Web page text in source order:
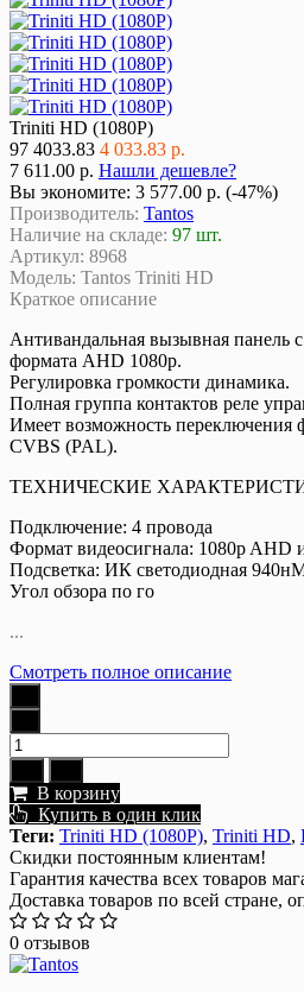
Triniti HD (1080P)
97 4033.83 4 033.83 р.
7 611.00 р. Нашли дешевле?
Вы экономите: 3 577.00 р. (-47%)
Производитель: Tantos
Наличие на складе: 97 шт.
Артикул: 8968
Модель: Tantos Triniti HD
Краткое описание
Антивандальная вызывная панель
формата AHD 1080p.
Регулировка громкости динамика.
Полная группа контактов реле
Имеет возможность переключения
CVBS (PAL).
ТЕХНИЧЕСКИЕ
Подключение: 4 провода
Формат видеосигнала: 1080p AHD
Подсветка: ИК светодиодная
Угол обзора по го
...
Смотреть полное описание
В корзину
Купить в один клик
Теги: Triniti HD (1080P), Triniti HD,
Скидки постоянным клиентам!
Гарантия качества всех товаров
Доставка товаров по всей стране,
0 отзывов